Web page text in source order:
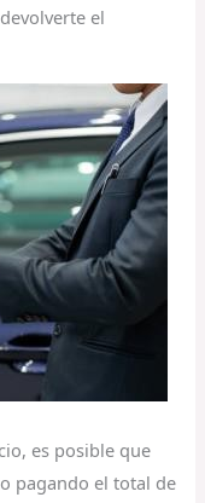
el
es posible que
pagando el total de